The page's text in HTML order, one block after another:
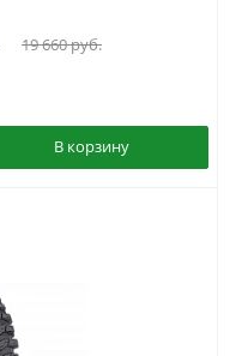
19 660руб.
В корзину